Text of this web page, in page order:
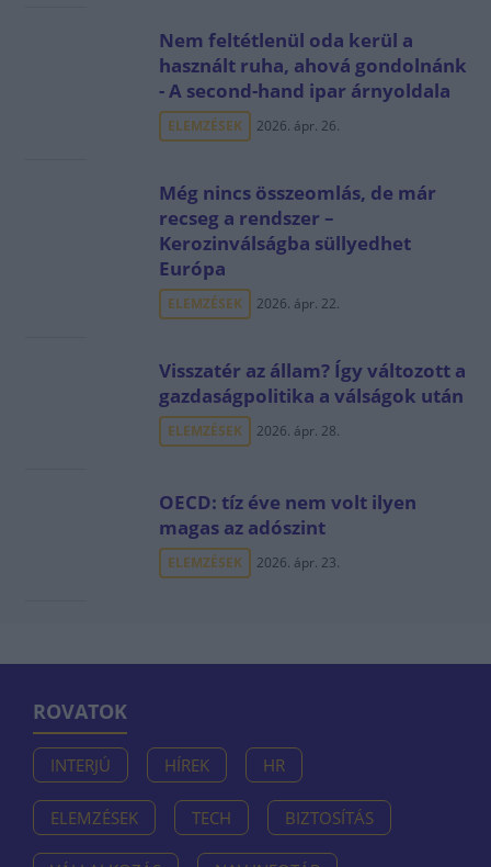
Nem feltétlenül oda kerül a
használt ruha, ahová gondolnánk
- A second-hand ipar árnyoldala
ELEMZÉSEK 2026. ápr. 26.
Még nincs összeomlás, de már
recseg a rendszer –
Kerozinválságba süllyedhet
Európa
ELEMZÉSEK 2026. ápr. 22.
Visszatér az állam? Így változott a
gazdaságpolitika a válságok után
ELEMZÉSEK 2026. ápr. 28.
OECD: tíz éve nem volt ilyen
magas az adószint
ELEMZÉSEK 2026. ápr. 23.
ROVATOK
INTERJÚ HÍREK HR
ELEMZÉSEK TECH BIZTOSÍTÁS